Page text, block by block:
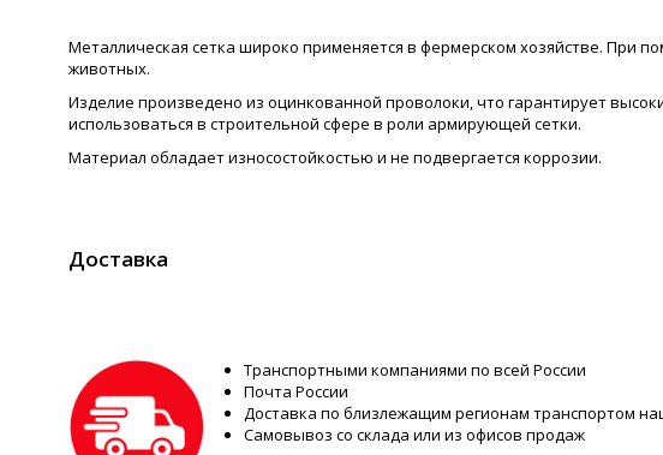
Металлическая сетка широко применяется в фермерском хозяйстве. При
животных.
Изделие произведено из оцинкованной проволоки, что гарантирует
использоваться в строительной сфере в роли армирующей сетки.
Материал обладает износостойкостью и не подвергается коррозии.
Доставка
Транспортными компаниями по всей России
Почта России
Доставка по близлежащим регионам транспортом
Самовывоз со склада или из офисов продаж